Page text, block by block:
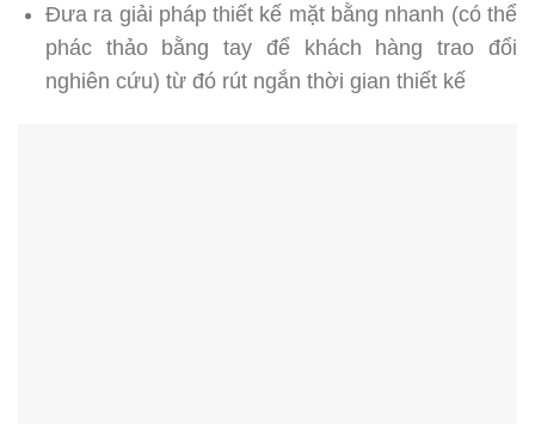
Đưa ra giải pháp thiết kế mặt bằng nhanh (có thể
phác thảo bằng tay để khách hàng trao đổi
nghiên cứu) từ đó rút ngắn thời gian thiết kế